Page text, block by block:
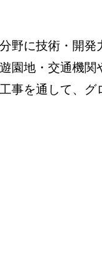
に技術・開発
園地・交通機関
事を通して、グ